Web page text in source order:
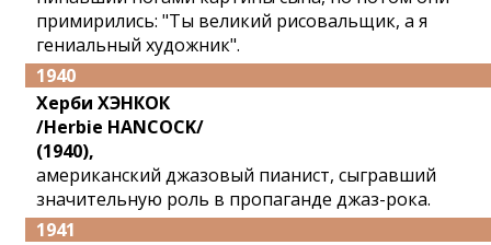
примирились: "Ты великий рисовальщик, а я
гениальный художник".
1940
Херби ХЭНКОК
/Herbie HANCOCK/
(1940),
американский джазовый пианист, сыгравший
значительную роль в пропаганде джаз-рока.
1941